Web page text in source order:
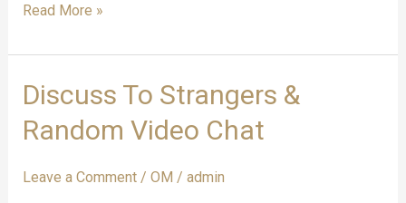
Read More »
Discuss To Strangers &
Random Video Chat
Leave a Comment / OM / admin
Discuss
To
Strangers
Random